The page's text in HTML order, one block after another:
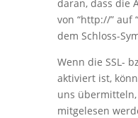
daran, dass die
von “http://” auf
dem Schloss-
Wenn die SSL-
aktiviert ist,
uns
mitgelesen